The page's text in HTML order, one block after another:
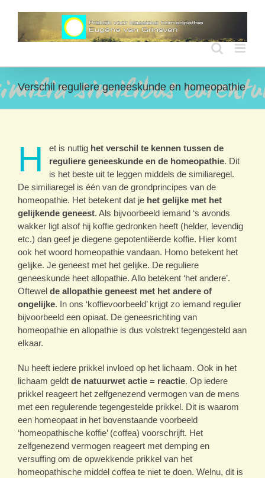
inhoud
Verschil reguliere geneeskunde en homeopathie
H et is nuttig het verschil te kennen tussen de
reguliere geneeskunde en de homeopathie. Dit
is het beste uit te leggen middels de similiaregel.
De similiaregel is één van de grondprincipes van de
homeopathie. Het betekent dat je het gelijke met het
gelijkende geneest. Als bijvoorbeeld iemand ‘s avonds
wakker ligt alsof hij koffie gedronken heeft (helder, levendig
etc.) dan geef je diegene gepotentiëerde koffie. Hier komt
ook het woord homeopathie vandaan. Homo betekent het
gelijke. Je geneest met het gelijke. De reguliere
geneeskunde heet allopathie. Allo betekent ‘het andere’.
Oftewel de allopathie geneest met het andere of
ongelijke. In ons ‘koffievoorbeeld’ krijgt zo iemand regulier
bijvoorbeeld een opiaat. De geneesrichting van
homeopathie en allopathie is dus volstrekt tegengesteld aan
elkaar.
Nu heeft iedere prikkel invloed op het lichaam. Ook in het
lichaam geldt de natuurwet actie = reactie. Op iedere
prikkel reageert het zelfgenezend vermogen van de mens
met een regulerende tegengestelde prikkel. Dit is waarom
een homeopaat in het bovenstaande voorbeeld
‘homeopathische koffie’ (coffea) voorschrijft. Het
zelfgenezend vermogen reageert met demping en
versuffing om de opwekkende prikkel van het
homeopathische middel coffea te niet te doen. Welnu, dit is